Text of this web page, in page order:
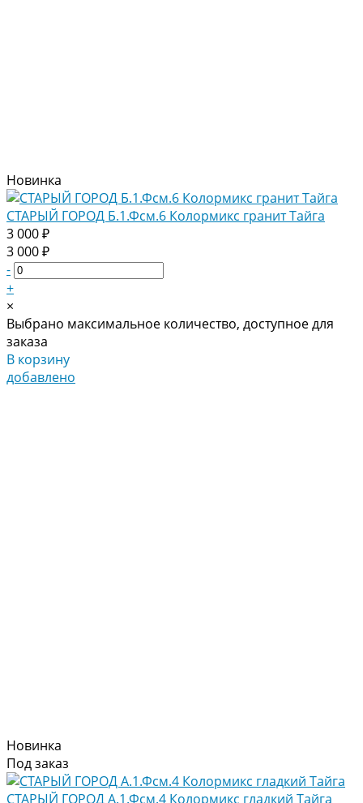
Новинка
СТАРЫЙ ГОРОД Б.1.Фсм.6 Колормикс гранит Тайга
3 000 ₽
3 000 ₽
-
+
×
Выбрано максимальное количество, доступное для
заказа
В корзину
добавлено
Новинка
Под заказ
СТАРЫЙ ГОРОД А.1.Фсм.4 Колормикс гладкий Тайга